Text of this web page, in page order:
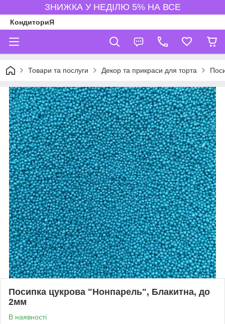
ЗНИЖКА У НЕДІЛЮ 5% НА ВСЕ
КондиториЯ
Товари та послуги Декор та прикраси для торта
Посипка цукрова "Нонпарель", Блакитна, до
2мм
В наявності